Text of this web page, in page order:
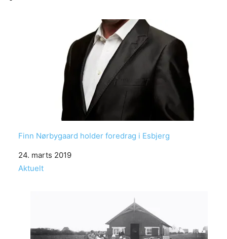
Finn Nørbygaard holder foredrag i Esbjerg
Date
24. marts 2019
In relation to
Aktuelt